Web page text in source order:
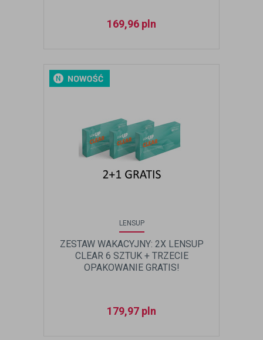
169,96 pln
LENSUP
ZESTAW WAKACYJNY: 2X LENSUP
CLEAR 6 SZTUK + TRZECIE
OPAKOWANIE GRATIS!
179,97 pln